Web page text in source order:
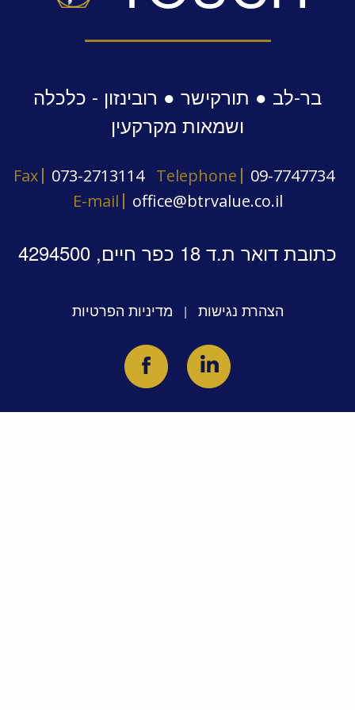
בר-לב ● תורקישר ● רובינזון - כלכלה
ושמאות מקרקעין
Fax 073-2713114 Telephone
09-7747734
E-mail
office@btrvalue.co.il
כתובת דואר ת.ד 18 כפר חיים, 4294500
הצהרת נגישות | מדיניות הפרטיות